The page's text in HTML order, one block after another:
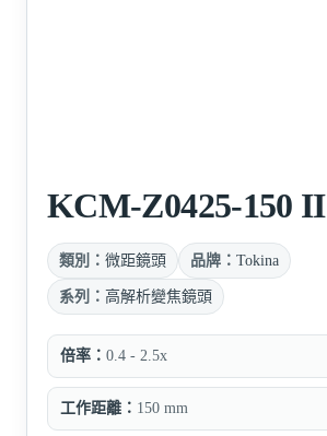
KCM-Z0425-150 II
類別： 微距鏡頭 品牌： Tokina
系列： 高解析變焦鏡頭
倍率： 0.4 - 2.5x
工作距離： 150 mm